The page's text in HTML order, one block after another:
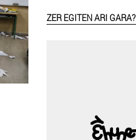
ZER EGITEN ARI GARA?